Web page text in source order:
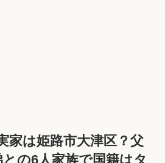
家は姫路市大津区？父
の6人家族で国籍はタ